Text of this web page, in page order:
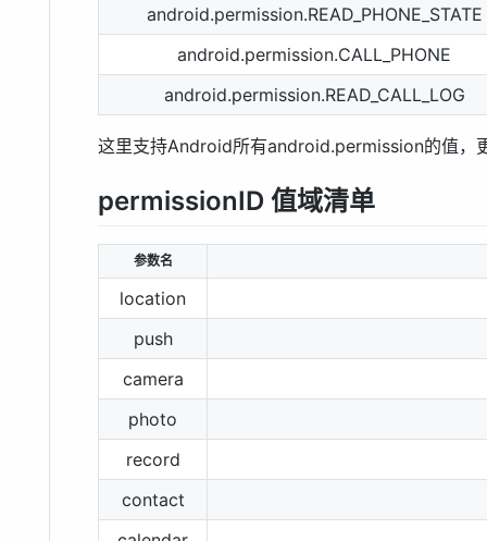
android.permission.READ_PHONE_STATE
android.permission.CALL_PHONE
android.permission.READ_CALL_LOG
这里支持Android所有android.permission的值，
permissionID 值域清单
参数名
location
push
camera
photo
record
contact